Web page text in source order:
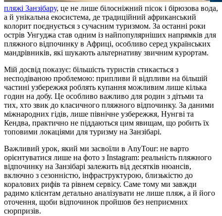
пляжі Занзібару, це не лише білосніжний пісок і бірюзова вода,
а й унікальна екосистема, де традиційний африканський
колорит поєднується з сучасним туризмом. За останні роки
острів Унгуджа став одним із найпопулярніших напрямків для
пляжного відпочинку в Африці, особливо серед українських
мандрівників, які шукають альтернативу звичним курортам.
Мій досвід показує: більшість туристів стикається з
несподіваною проблемою: припливи й відпливи на більшій
частині узбережжя роблять купання можливим лише кілька
годин на добу. Це особливо важливо для родин з дітьми та
тих, хто звик до класичного пляжного відпочинку. За даними
міжнародних гідів, лише північне узбережжя, Нунгві та
Кендва, практично не піддаються цим явищам, що робить їх
топовими локаціями для туризму на Занзібарі.
Важливий урок, який ми засвоїли в AnyTour: не варто
орієнтуватися лише на фото з Instagram: реальність пляжного
відпочинку на Занзібарі залежить від десятків нюансів,
включно з сезонністю, інфраструктурою, близькістю до
коралових рифів та рівнем сервісу. Саме тому ми завжди
радимо клієнтам детально аналізувати не лише пляж, а й його
оточення, щоби відпочинок пройшов без неприємних
сюрпризів.